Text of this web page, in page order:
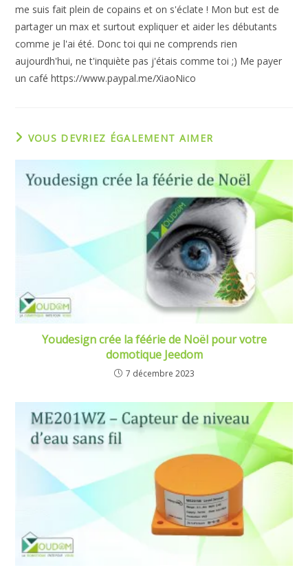
me suis fait plein de copains et on s'éclate ! Mon but est de
partager un max et surtout expliquer et aider les débutants
comme je l'ai été. Donc toi qui ne comprends rien
aujourdh'hui, ne t'inquiète pas j'étais comme toi ;) Me payer
un café https://www.paypal.me/XiaoNico
VOUS DEVRIEZ ÉGALEMENT AIMER
Youdesign crée la féérie de Noël pour votre
domotique Jeedom
7 décembre 2023